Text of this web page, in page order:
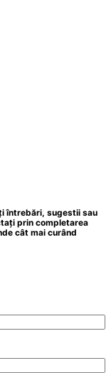
întrebări, sugestii sau
prin completarea
cât mai curând